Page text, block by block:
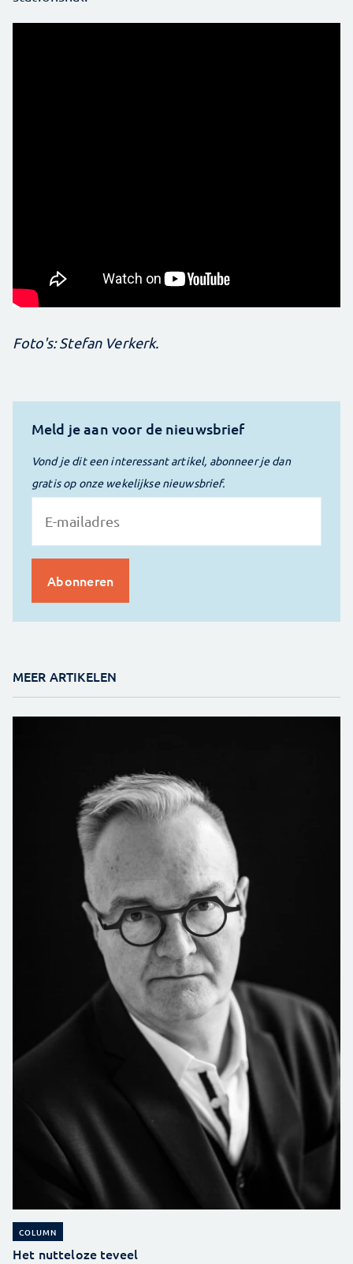
Foto's: Stefan Verkerk.
Meld je aan voor de nieuwsbrief
Vond je dit een interessant artikel, abonneer je dan
gratis op onze wekelijkse nieuwsbrief.
MEER ARTIKELEN
COLUMN
Het nutteloze teveel